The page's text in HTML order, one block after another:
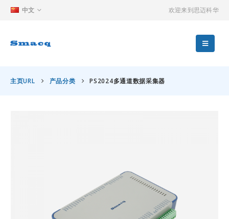
中文 欢迎来到思迈科华
主页URL 产品分类 PS2024多通道数据采集器